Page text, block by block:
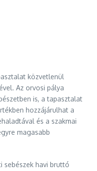
közvetlenül
Az orvosi pálya
is, a tapasztalat
hozzájárulhat a
és a szakmai
magasabb
sebészek havi bruttó